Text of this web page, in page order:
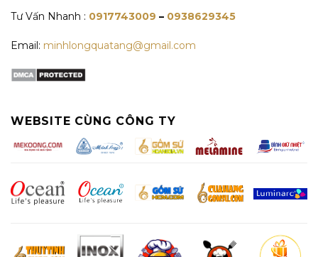
Tư Vấn Nhanh : 0917743009 – 0938629345
Email: minhlongquatang@gmail.com
WEBSITE CÙNG CÔNG TY